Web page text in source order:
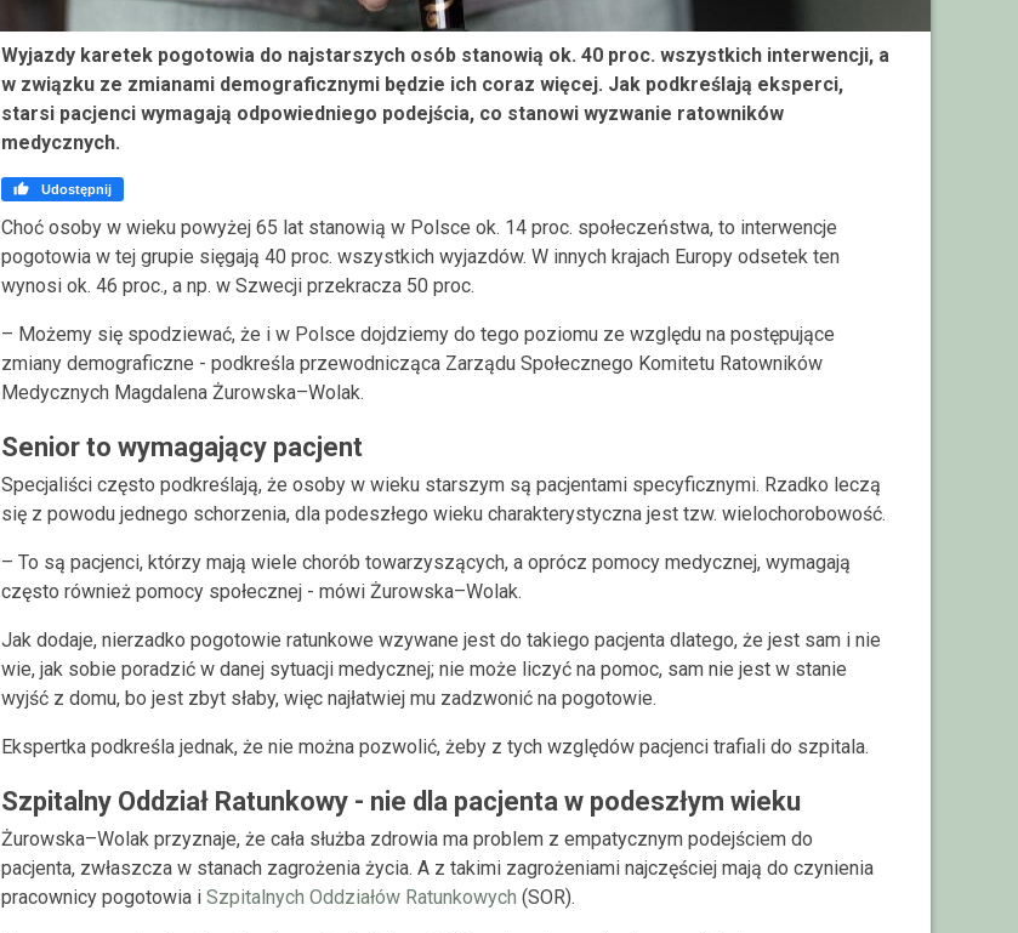
Wyjazdy karetek pogotowia do najstarszych osób stanowią ok. 40 proc. wszystkich interwencji, a
w związku ze zmianami demograficznymi będzie ich coraz więcej. Jak podkreślają eksperci,
starsi pacjenci wymagają odpowiedniego podejścia, co stanowi wyzwanie ratowników
medycznych.
 Udostępnij
Choć osoby w wieku powyżej 65 lat stanowią w Polsce ok. 14 proc. społeczeństwa, to interwencje
pogotowia w tej grupie sięgają 40 proc. wszystkich wyjazdów. W innych krajach Europy odsetek ten
wynosi ok. 46 proc., a np. w Szwecji przekracza 50 proc.
– Możemy się spodziewać, że i w Polsce dojdziemy do tego poziomu ze względu na postępujące
zmiany demograficzne - podkreśla przewodnicząca Zarządu Społecznego Komitetu Ratowników
Medycznych Magdalena Żurowska–Wolak.
Senior to wymagający pacjent
Specjaliści często podkreślają, że osoby w wieku starszym są pacjentami specyficznymi. Rzadko leczą
się z powodu jednego schorzenia, dla podeszłego wieku charakterystyczna jest tzw. wielochorobowość.
– To są pacjenci, którzy mają wiele chorób towarzyszących, a oprócz pomocy medycznej, wymagają
często również pomocy społecznej - mówi Żurowska–Wolak.
Jak dodaje, nierzadko pogotowie ratunkowe wzywane jest do takiego pacjenta dlatego, że jest sam i nie
wie, jak sobie poradzić w danej sytuacji medycznej; nie może liczyć na pomoc, sam nie jest w stanie
wyjść z domu, bo jest zbyt słaby, więc najłatwiej mu zadzwonić na pogotowie.
Ekspertka podkreśla jednak, że nie można pozwolić, żeby z tych względów pacjenci trafiali do szpitala.
Szpitalny Oddział Ratunkowy - nie dla pacjenta w podeszłym wieku
Żurowska–Wolak przyznaje, że cała służba zdrowia ma problem z empatycznym podejściem do
pacjenta, zwłaszcza w stanach zagrożenia życia. A z takimi zagrożeniami najczęściej mają do czynienia
pracownicy pogotowia i Szpitalnych Oddziałów Ratunkowych (SOR).